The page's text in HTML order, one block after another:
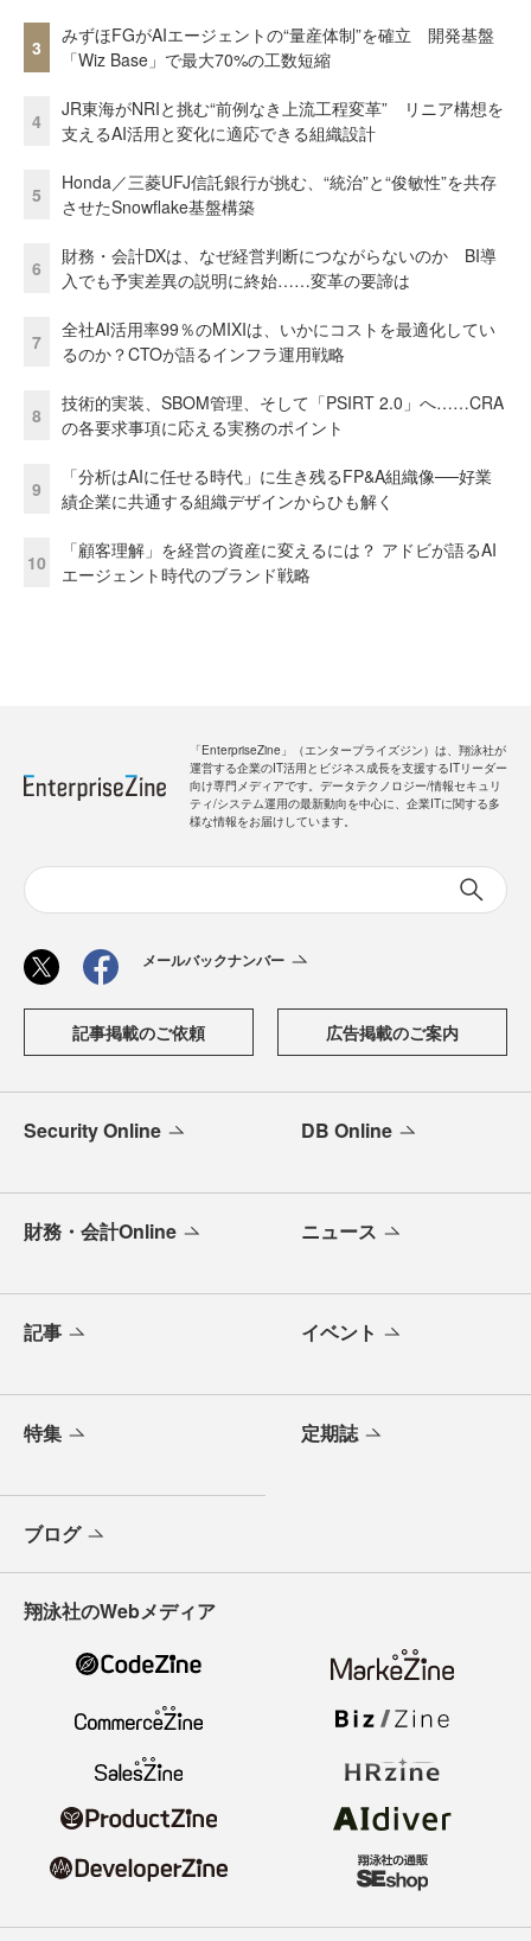
3
みずほFGがAIエージェントの“量産体制”を確立 開発基盤
「Wiz Base」で最大70%の工数短縮
4
JR東海がNRIと挑む“前例なき上流工程変革” リニア構想を
支えるAI活用と変化に適応できる組織設計
5
Honda／三菱UFJ信託銀行が挑む、“統治”と“俊敏性”を共存
させたSnowflake基盤構築
6
財務・会計DXは、なぜ経営判断につながらないのか BI導
入でも予実差異の説明に終始……変革の要諦は
7
全社AI活用率99％のMIXIは、いかにコストを最適化してい
るのか？CTOが語るインフラ運用戦略
8
技術的実装、SBOM管理、そして「PSIRT 2.0」へ……CRA
の各要求事項に応える実務のポイント
9
「分析はAIに任せる時代」に生き残るFP&A組織像──好業
績企業に共通する組織デザインからひも解く
10
「顧客理解」を経営の資産に変えるには？ アドビが語るAI
エージェント時代のブランド戦略
「EnterpriseZine」（エンタープライズジン）は、翔泳社が
運営する企業のIT活用とビジネス成長を支援するITリーダー
向け専門メディアです。データテクノロジー/情報セキュリ
ティ/システム運用の最新動向を中心に、企業ITに関する多
様な情報をお届けしています。
メールバックナンバー
記事掲載のご依頼 広告掲載のご案内
Security Online DB Online
財務・会計Online ニュース
記事 イベント
特集 定期誌
ブログ
翔泳社のWebメディア